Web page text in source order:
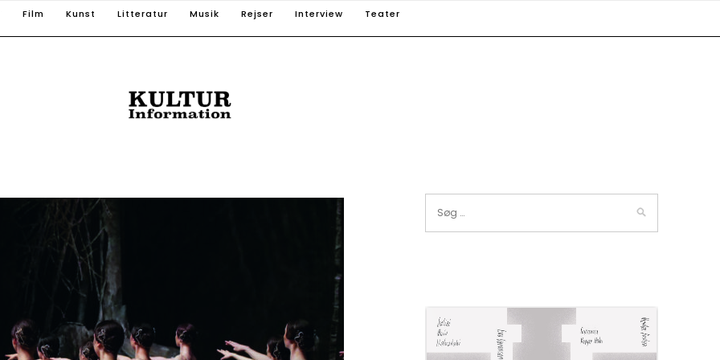
Film Kunst Litteratur Musik Rejser Interview Teater